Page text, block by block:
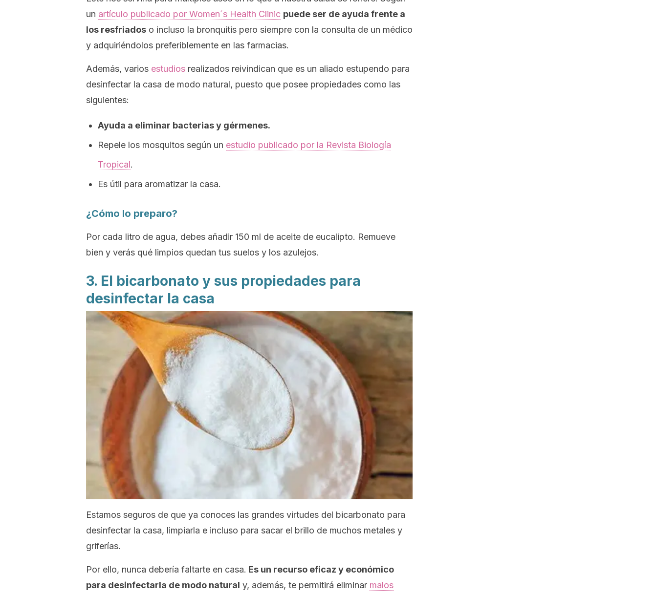
un artículo publicado por Women´s Health Clinic puede ser de ayuda frente a
los resfriados o incluso la bronquitis pero siempre con la consulta de un médico
y adquiriéndolos preferiblemente en las farmacias.
Además, varios estudios realizados reivindican que es un aliado estupendo para
desinfectar la casa de modo natural, puesto que posee propiedades como las
siguientes:
Ayuda a eliminar bacterias y gérmenes.
Repele los mosquitos según un estudio publicado por la Revista Biología
Tropical.
Es útil para aromatizar la casa.
¿Cómo lo preparo?
Por cada litro de agua, debes añadir 150 ml de aceite de eucalipto. Remueve
bien y verás qué limpios quedan tus suelos y los azulejos.
3. El bicarbonato y sus propiedades para
desinfectar la casa
Estamos seguros de que ya conoces las grandes virtudes del bicarbonato para
desinfectar la casa, limpiarla e incluso para sacar el brillo de muchos metales y
griferías.
Por ello, nunca debería faltarte en casa. Es un recurso eficaz y económico
para desinfectarla de modo natural y, además, te permitirá eliminar malos